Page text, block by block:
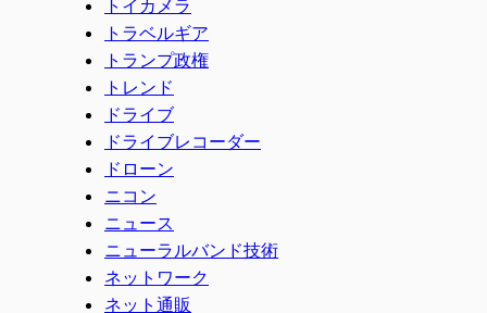
トイカメラ
トラベルギア
トランプ政権
トレンド
ドライブ
ドライブレコーダー
ドローン
ニコン
ニュース
ニューラルバンド技術
ネットワーク
ネット通販